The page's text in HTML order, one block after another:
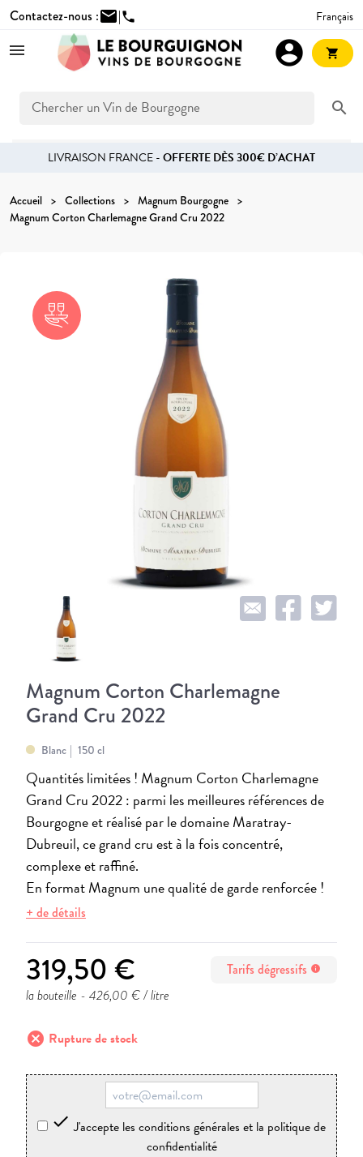
Contactez-nous :mail|phone Français
search
account_circle shopping_cart
LIVRAISON FRANCE -OFFERTE DÈS 300€ D’ACHAT
Accueil Collections
Magnum Bourgogne
Magnum Corton Charlemagne Grand Cru 2022
Magnum Corton Charlemagne
Grand Cru 2022
Blanc 150 cl
Quantités limitées ! Magnum Corton Charlemagne
Grand Cru 2022 : parmi les meilleures références de
Bourgogne et réalisé par le domaine Maratray-
Dubreuil, ce grand cru est à la fois concentré,
complexe et raffiné.
En format Magnum une qualité de garde renforcée !
+ de détails
319,50 € Tarifs dégressifs info
la bouteille - 426,00 € / litre
cancel Rupture de stock
 J'accepte les conditions générales et la politique de
confidentialité